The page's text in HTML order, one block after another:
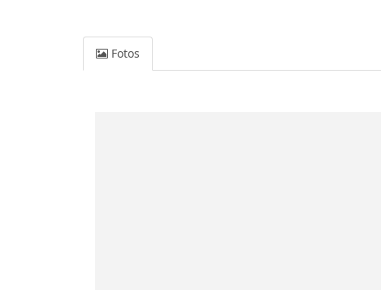
Fotos